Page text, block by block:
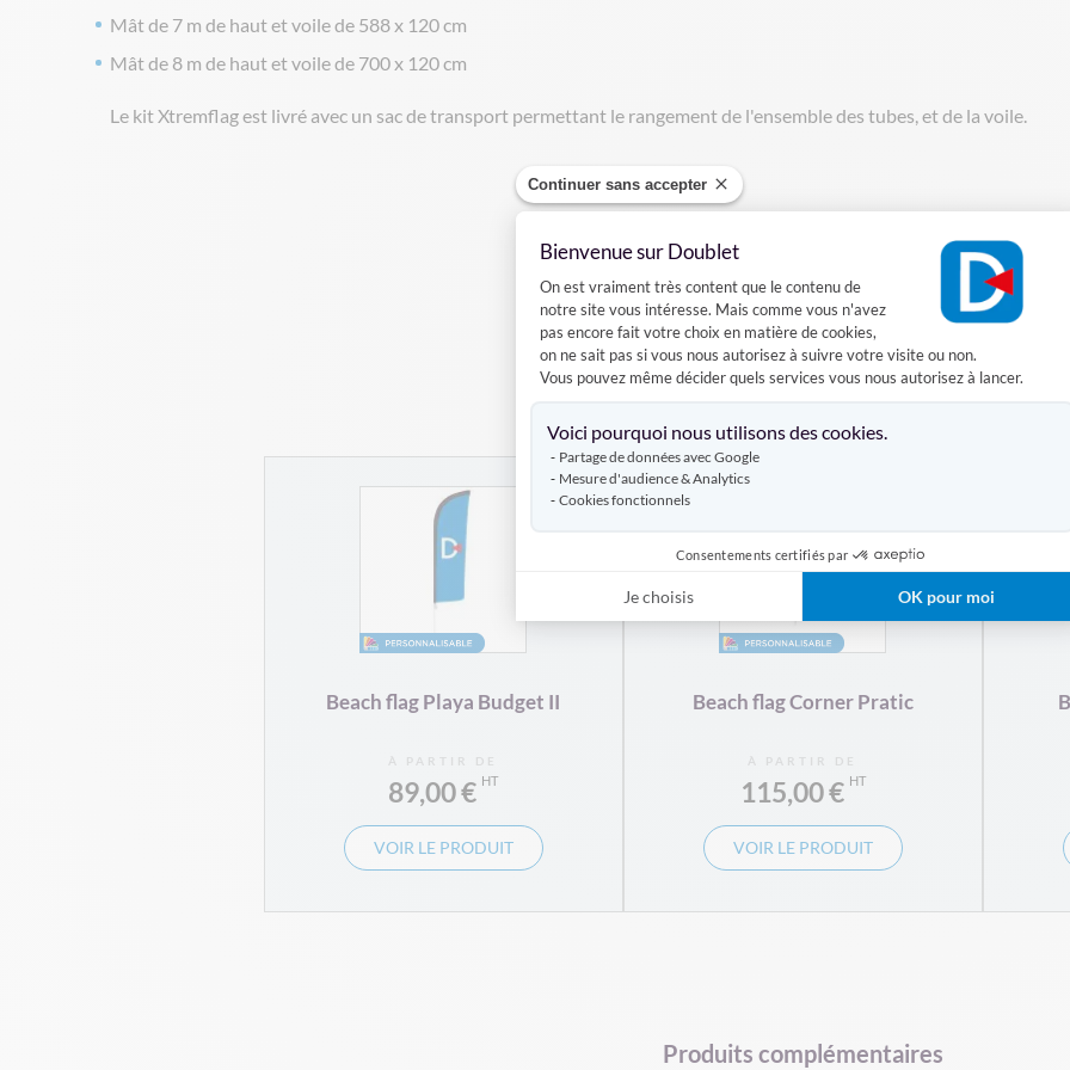
Continuer sans accepter
Bienvenue sur Doublet
Plateforme de Gestion du Consentement
On est vraiment très content que le contenu de
notre site vous intéresse. Mais comme vous n'avez
pas encore fait votre choix en matière de cookies,
on ne sait pas si vous nous autorisez à suivre votre visite ou non.
Vous pouvez même décider quels services vous nous autorisez à lancer.
Voici pourquoi nous utilisons des cookies.
Partage de données avec Google
Mesure d'audience & Analytics
Cookies fonctionnels
Consentements certifiés par
Je choisis OK pour moi
Mât de 7 m de haut et voile de 588 x 120 cm
Mât de 8 m de haut et voile de 700 x 120 cm
Le kit Xtremflag est livré avec un sac de transport permettant le rangement de l'ensemble des tubes, et de la voile.
DÉCOUVREZ AUSSI
MÂT TÉLÉSCOPIQUE POUR DRAPEAU MAT ORIFLAMME
Beach flag Playa Budget II
À PARTIR DE
89,00 €
VOIR LE PRODUIT
Beach flag Corner Pratic
À PARTIR DE
115,00 €
VOIR LE PRODUIT
Produits complémentaires